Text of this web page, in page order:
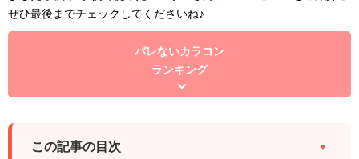
ぜひ最後までチェックしてくださいね♪
バレないカラコン
ランキング
この記事の目次